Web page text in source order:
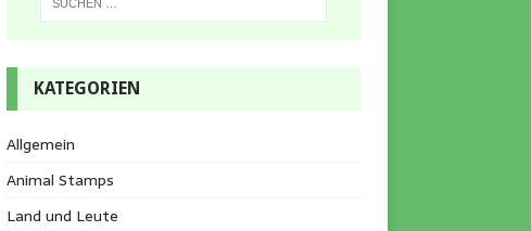
KATEGORIEN
Allgemein
Animal Stamps
Land und Leute